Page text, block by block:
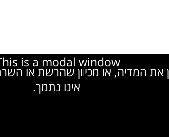
is a modal window.
את המדיה, או מכיוון שהרשת או
אינו נתמך.